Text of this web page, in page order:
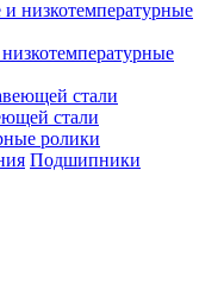
стали
ролики
Подшипники